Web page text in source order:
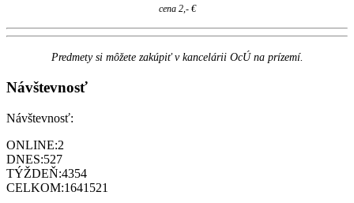
cena 2,- €
Predmety si môžete zakúpiť v kancelárii OcÚ na prízemí.
Návštevnosť
Návštevnosť:
ONLINE:2
DNES:527
TÝŽDEŇ:4354
CELKOM:1641521